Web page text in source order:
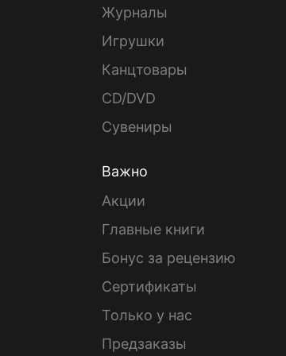
Журналы
Игрушки
Канцтовары
CD/DVD
Сувениры
Важно
Акции
Главные книги
Бонус за рецензию
Сертификаты
Только у нас
Предзаказы